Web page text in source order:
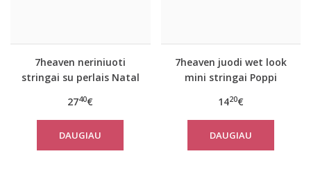
7heaven neriniuoti
stringai su perlais Natal
2740€
DAUGIAU
7heaven juodi wet look
mini stringai Poppi
1420€
DAUGIAU